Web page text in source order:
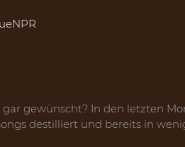
gewünscht? In den letzten
destilliert und bereits in